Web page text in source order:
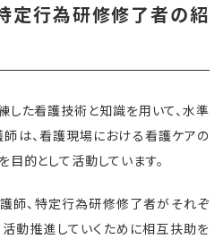
定行為研修修了者の紹
した看護技術と知識を用いて、水準
は、看護現場における看護ケアの
的として活動しています。
師、特定行為研修修了者がそれぞ
動推進していくために相互扶助を